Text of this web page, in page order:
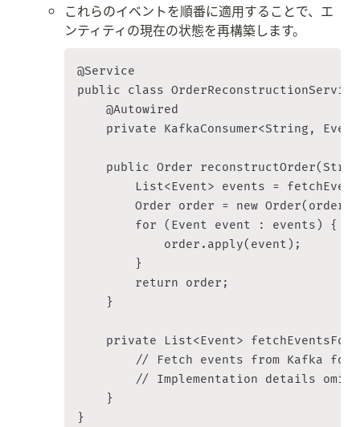
これらのイベントを順番に適用することで、エ
ンティティの現在の状態を再構築します。
@Service
public class
    @Autowired
private KafkaConsumer<String,
public Order
List<Event> events =
Order order = new
        for (Event event : events) {
            order.apply(event);
        }
        return order;
    }
private List<Event>
// Fetch events from Kafka for
// Implementation details
    }